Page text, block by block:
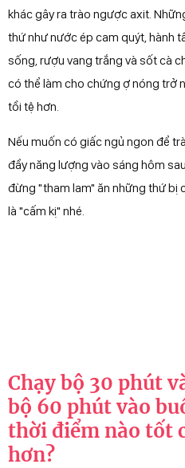
khác gây ra trào ngược axit.
thứ như nước ép cam quýt, hành
sống, rượu vang trắng và sốt cà
có thể làm cho chứng ợ nóng trở
tồi tệ hơn.
Nếu muốn có giấc ngủ ngon để
đầy năng lượng vào sáng hôm sau,
đừng "tham lam" ăn những thứ bị
là "cấm kị" nhé.
Chạy bộ 30 phút
bộ 60 phút vào
thời điểm nào tốt
hơn?